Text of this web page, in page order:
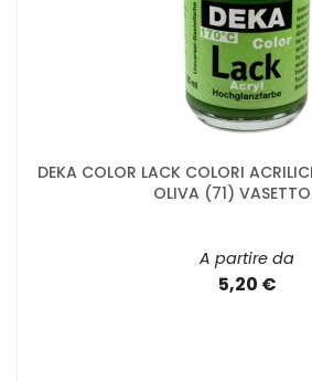
DEKA COLOR LACK COLORI
OLIVA (71)
A partire da
5,20 €